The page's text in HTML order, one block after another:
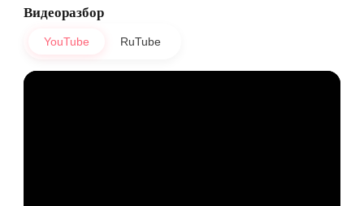
Видеоразбор
YouTube RuTube